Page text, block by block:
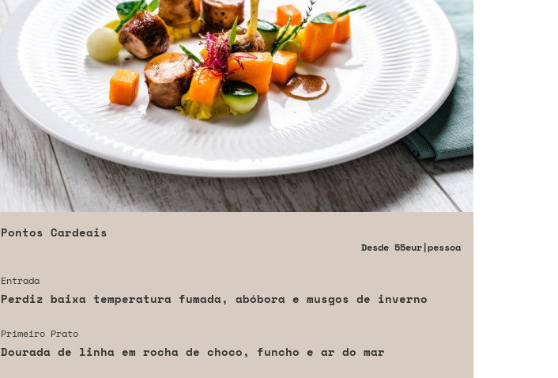
Pontos Cardeais
Desde 55eur|pessoa
Entrada
Perdiz baixa temperatura fumada, abóbora e musgos de inverno
Primeiro Prato
Dourada de linha em rocha de choco, funcho e ar do mar